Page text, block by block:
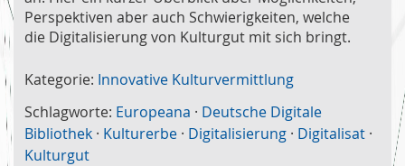
Perspektiven aber auch Schwierigkeiten, welche
die Digitalisierung von Kulturgut mit sich bringt.
Kategorie: Innovative Kulturvermittlung
Schlagworte: Europeana · Deutsche Digitale
Bibliothek · Kulturerbe · Digitalisierung · Digitalisat ·
Kulturgut